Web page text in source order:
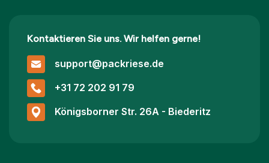
Kontaktieren Sie uns. Wir helfen gerne!
support@packriese.de
+31 72 202 91 79
Königsborner Str. 26A - Biederitz